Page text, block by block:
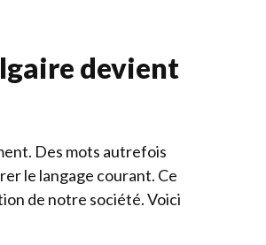
devient
Des mots autrefois
le langage courant. Ce
de notre société. Voici